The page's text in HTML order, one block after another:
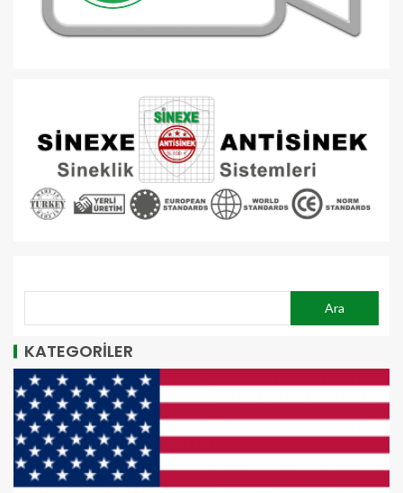
Ara
KATEGORİLER